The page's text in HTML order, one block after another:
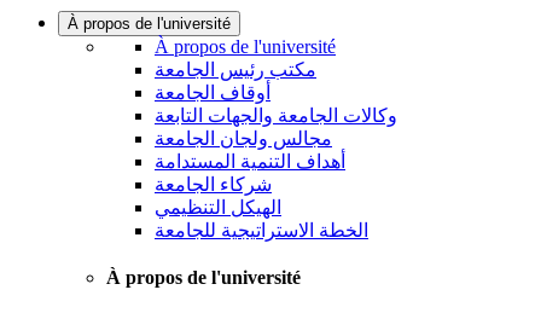
À propos de l'université
À propos de l'université
مكتب رئيس الجامعة
أوقاف الجامعة
وكالات الجامعة والجهات التابعة
مجالس ولجان الجامعة
أهداف التنمية المستدامة
شركاء الجامعة
الهيكل التنظيمي
الخطة الاستراتيجية للجامعة
À propos de l'université